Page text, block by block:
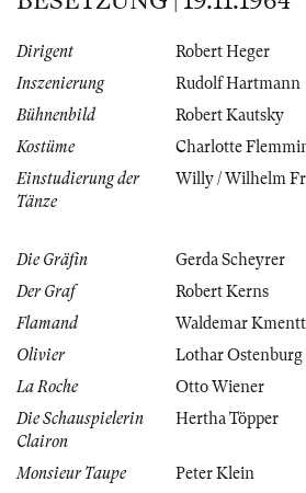
Dirigent
Robert Heger
Inszenierung
Rudolf Hartmann
Bühnenbild
Robert Kautsky
Kostüme
Charlotte
Einstudierung der
Tänze
Willy / Wilhelm
Die Gräfin
Gerda Scheyrer
Der Graf
Robert Kerns
Flamand
Waldemar Kmentt
Olivier
Lothar Ostenburg
La Roche
Otto Wiener
Die Schauspielerin
Clairon
Hertha Töpper
Monsieur Taupe Peter Klein